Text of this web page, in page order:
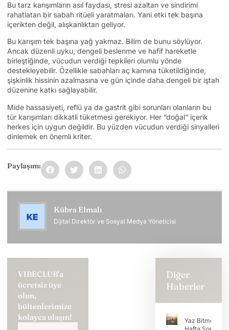
Bu tarz karışımların asıl faydası, stresi azaltan ve sindirimi
rahatlatan bir sabah ritüeli yaratmaları. Yani etki tek başına
içerikten değil, alışkanlıktan geliyor.
Bu karışım tek başına yağ yakmaz. Bilim de bunu söylüyor.
Ancak düzenli uyku, dengeli beslenme ve hafif hareketle
birleştiğinde, vücudun verdiği tepkileri olumlu yönde
destekleyebilir. Özellikle sabahları aç karnına tüketildiğinde,
şişkinlik hissinin azalmasına ve gün içinde daha dengeli bir iştah
düzenine katkı sağlayabilir.
Mide hassasiyeti, reflü ya da gastrit gibi sorunları olanların bu
tür karışımları dikkatli tüketmesi gerekiyor. Her “doğal” içerik
herkes için uygun değildir. Bu yüzden vücudun verdiği sinyalleri
dinlemek en önemli kriter.
Paylaşım:
Kübra Elmalı
Dijital Direktör ve Sosyal Medya Yöneticisi
VIBECLUB'a
ücretsiz üye
olun,
bültenlerimize
kolayca ulaşın!
Diğer
Haberler
Yaz Bitmeden